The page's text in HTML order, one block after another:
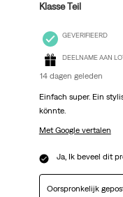
Klasse Teil
GEVERIFIEERD
DEELNAME AAN
14 dagen geleden
Einfach super. Ein
könnte.
Met Google vertalen
Ja, Ik beveel dit
Oorspronkelijk